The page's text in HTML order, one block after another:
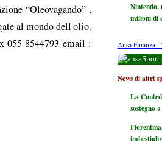
“Oleovagando” ,
al mondo dell'olio.
055 8544793 email :
Nintendo,
milioni di
Ansa Finanza
Sport
News di altri
La
sostegno